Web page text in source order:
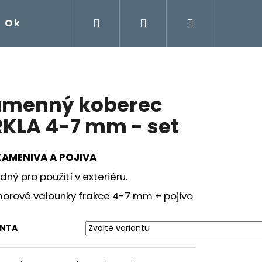
O kamenném koberci Návody na samorealizaci
Přihlášení
koberec
4-7 mm - set
A POJIVA
pro použití v exteriéru.
valounky frakce 4-7 mm + pojivo
AQUA 2-4 MM - SET